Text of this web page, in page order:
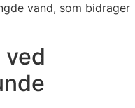
vand, som bidrager
ved